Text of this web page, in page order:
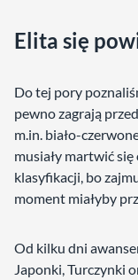
Elita się
Do tej pory
pewno zagrają
m.in. biało-
musiały martwić
klasyfikacji, bo
moment miałyby
Od kilku dni
Japonki, Turczynki